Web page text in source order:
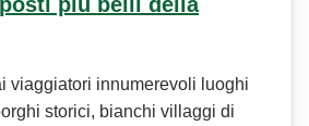
viaggiatori innumerevoli luoghi
storici, bianchi villaggi di